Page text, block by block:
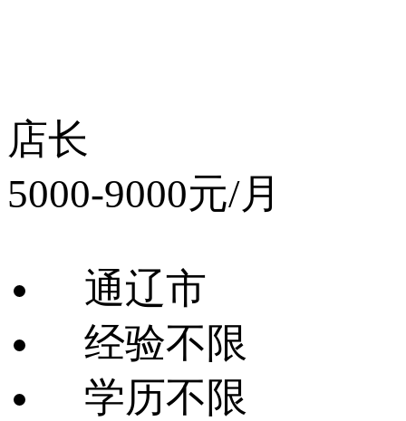
店长
5000-9000元/月
通辽市
经验不限
学历不限